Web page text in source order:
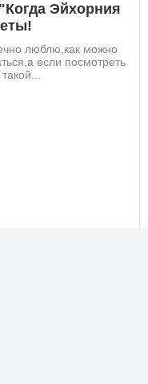
Эйхорния
люблю,как можно
если посмотреть